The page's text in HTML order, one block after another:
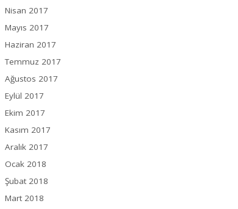
Nisan 2017
Mayıs 2017
Haziran 2017
Temmuz 2017
Ağustos 2017
Eylül 2017
Ekim 2017
Kasım 2017
Aralık 2017
Ocak 2018
Şubat 2018
Mart 2018